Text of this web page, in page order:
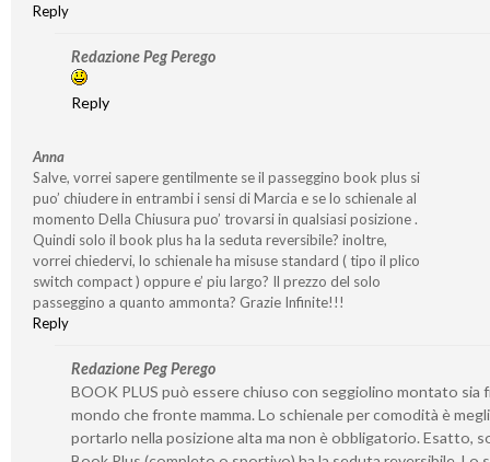
Reply
Redazione Peg Perego
Reply
Anna
Salve, vorrei sapere gentilmente se il passeggino book plus si
puo’ chiudere in entrambi i sensi di Marcia e se lo schienale al
momento Della Chiusura puo’ trovarsi in qualsiasi posizione .
Quindi solo il book plus ha la seduta reversibile? inoltre,
vorrei chiedervi, lo schienale ha misuse standard ( tipo il plico
switch compact ) oppure e’ piu largo? Il prezzo del solo
passeggino a quanto ammonta? Grazie Infinite!!!
Reply
Redazione Peg Perego
BOOK PLUS può essere chiuso con seggiolino montato sia
mondo che fronte mamma. Lo schienale per comodità è
portarlo nella posizione alta ma non è obbligatorio. Esatto,